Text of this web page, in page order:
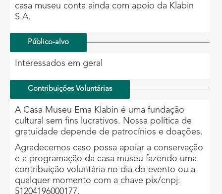
casa museu conta ainda com apoio da Klabin
S.A.
Público-alvo
Interessados em geral
Contribuições Voluntárias
A Casa Museu Ema Klabin é uma fundação
cultural sem fins lucrativos. Nossa política de
gratuidade depende de patrocínios e doações.
Agradecemos caso possa apoiar a conservação
e a programação da casa museu fazendo uma
contribuição voluntária no dia do evento ou a
qualquer momento com a chave pix/cnpj:
51204196000177.